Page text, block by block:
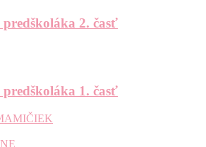
predškoláka 2. časť
predškoláka 1. časť